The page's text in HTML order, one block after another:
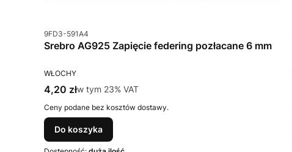
Kod produktu
9FD3-591A4
Srebro AG925 Zapięcie federing pozłacane 6 mm
PRODUCENT
WŁOCHY
Cena brutto
4,20 złw tym %s VAT
w tym 23% VAT
Ceny podane bez kosztów dostawy.
Do koszyka